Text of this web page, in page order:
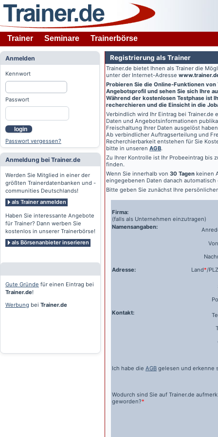
Trainer Seminare Trainerbörse
Anmelden
Kennwort
Passwort
login
Passwort vergessen?
Anmeldung bei Trainer.de
Werden Sie Mitglied in einer der
größten Trainerdatenbanken und -
communities Deutschlands!
als Trainer anmelden
Haben Sie interessante Angebote
für Trainer? Dann werben Sie
kostenlos in unserer Trainerbörse!
als Börsenanbieter inserieren
Gute Gründe für einen Eintrag bei
Trainer.de!
Werbung bei Trainer.de
Registrierung als Trainer
Trainer.de bietet Ihnen als Trainer die
unter der Internet-Adresse
Probieren Sie die Online-Funktionen von
Angebotsprofil und sehen Sie sich Ihre
Während der kostenlosen Testphase ist
recherchieren und die Einsicht in die
Verbindlich wird Ihr Eintrag bei Trainer.de
Daten und Angebotsinformationen
Freischaltung Ihrer Daten ausgelöst
Ab verbindlicher Auftragserteilung und
Recherchierbarkeit entstehen für Sie
bitte in unseren AGB.
Zu Ihrer Kontrolle ist Ihr Probeeintrag bis
finden.
Wenn Sie innerhalb von 30 Tagen keinen
eingegebenen Daten danach automatisch
Bitte geben Sie zunächst Ihre
Firma:
(falls als Unternehmen einzutragen)
Namensangaben:
Adresse:
Land*/PLZ
Kontakt:
Ich habe die AGB gelesen und erkenne
Wodurch sind Sie auf Trainer.de
geworden?*